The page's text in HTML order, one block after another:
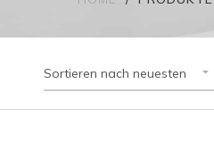
Sortieren nach neuesten